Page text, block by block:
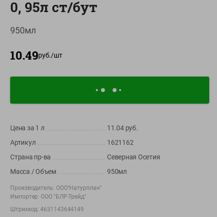
О сервисе
Настройки файлов cookie
Store
Play
+375 44 560-60-61
Время работы Call-центра: Пн.- Пт. с 09.00 до 17.00, СБ, ВС -
выходной
shop@green-market.by
Пишите нам свои вопросы, предложения и комментарии
0, 95л ст/бут
950мл
10.49руб./шт
Цена за 1 л 11.04руб.
Артикул
1621162
Страна пр-ва
Северная Осетия
Масса / Объем
950мл
Производитель: ООО"Натурплан"
Импортер: ООО "БЛР-Трейд"
Штрихкод:4631143644149